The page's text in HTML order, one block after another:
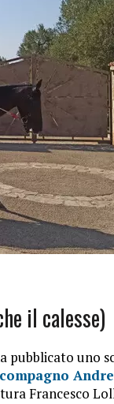
il calesse)
pubblicato uno
Francesco